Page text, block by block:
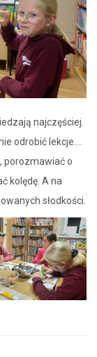
najczęściej.
odrobić lekcje….
porozmawiać o
kolędę. A na
słodkości.